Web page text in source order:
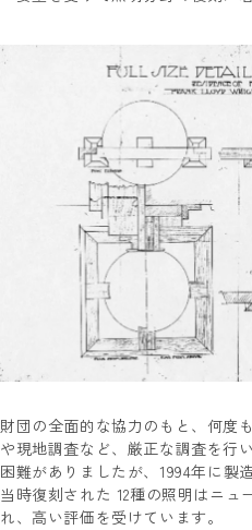
財団の全面的な協力のもと、何度
や現地調査など、厳正な調査を行
困難がありましたが、1994年に製
当時復刻された 12種の照明はニュ
れ、高い評価を受けています。